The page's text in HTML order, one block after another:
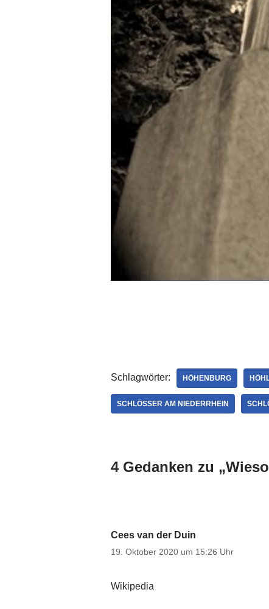
Schlagwörter: HÖHENBURG
SCHLÖSSER AM NIEDERRHEIN
4 Gedanken zu
Cees van der Duin
19. Oktober 2020 um 15:26 Uhr
Wikipedia